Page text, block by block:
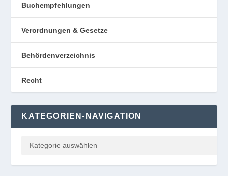
Buchempfehlungen
Verordnungen & Gesetze
Behördenverzeichnis
Recht
KATEGORIEN-NAVIGATION